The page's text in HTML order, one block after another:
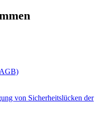
von Sicherheitslücken der